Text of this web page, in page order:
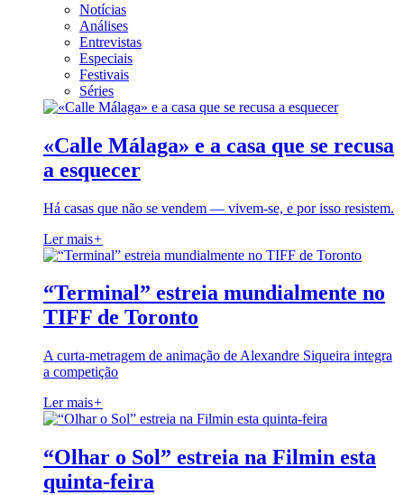
Notícias
Análises
Entrevistas
Especiais
Festivais
Séries
«Calle Málaga» e a casa que se recusa
a esquecer
Há casas que não se vendem — vivem-se, e por isso resistem.
Ler mais+
“Terminal” estreia mundialmente no
TIFF de Toronto
A curta-metragem de animação de Alexandre Siqueira integra
a competição
Ler mais+
“Olhar o Sol” estreia na Filmin esta
quinta-feira